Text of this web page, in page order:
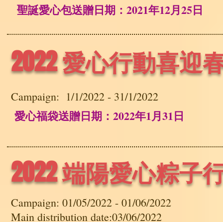
聖誕愛心包送贈日期：2021年12月25日
2022 愛心行動喜迎
Campaign: 1/1/2022 - 31/1/2022
愛心福袋送贈日期：2022年1月31日
2022 端陽愛心粽子
Campaign: 01/05/2022 - 01/06/2022
Main distribution date:03/06/2022